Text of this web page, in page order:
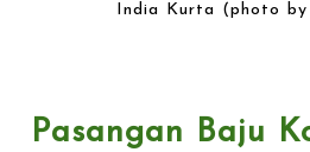
India Kurta (photo by
Pasangan Baju